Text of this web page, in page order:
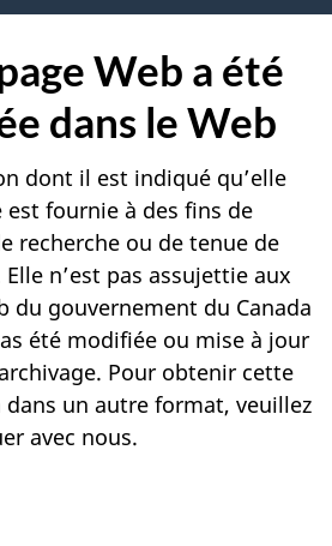
Web a été
dans le Web
dont il est indiqué qu’elle
est fournie à des fins de
recherche ou de tenue de
n’est pas assujettie aux
du gouvernement du Canada
été modifiée ou mise à jour
Pour obtenir cette
un autre format, veuillez
avec nous.